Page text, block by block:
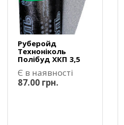
Руберойд
Техноніколь
Полібуд ХКП 3,5
Є в наявності
87.00 грн.